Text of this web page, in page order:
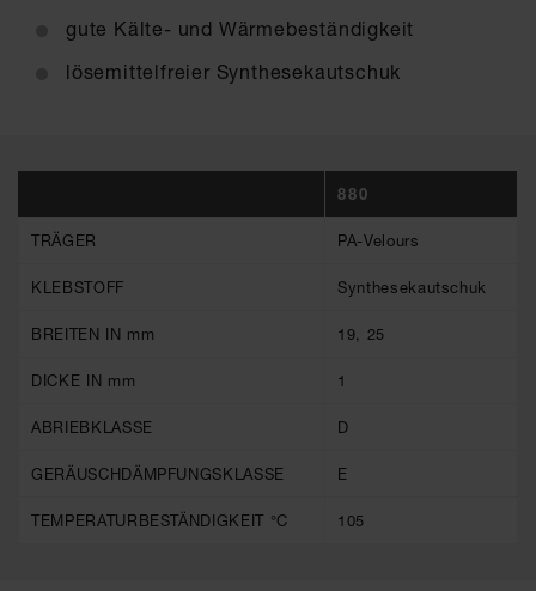
gute Kälte- und Wärmebeständigkeit
lösemittelfreier Synthesekautschuk
880
TRÄGER PA-Velours
KLEBSTOFF Synthesekautschuk
BREITEN IN mm 19, 25
DICKE IN mm 1
ABRIEBKLASSE D
GERÄUSCHDÄMPFUNGSKLASSE E
TEMPERATURBESTÄNDIGKEIT °C 105